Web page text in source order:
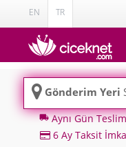
EN TR
Gönderim Yeri
local_shippingAynı Gün
6 Ay Taksit